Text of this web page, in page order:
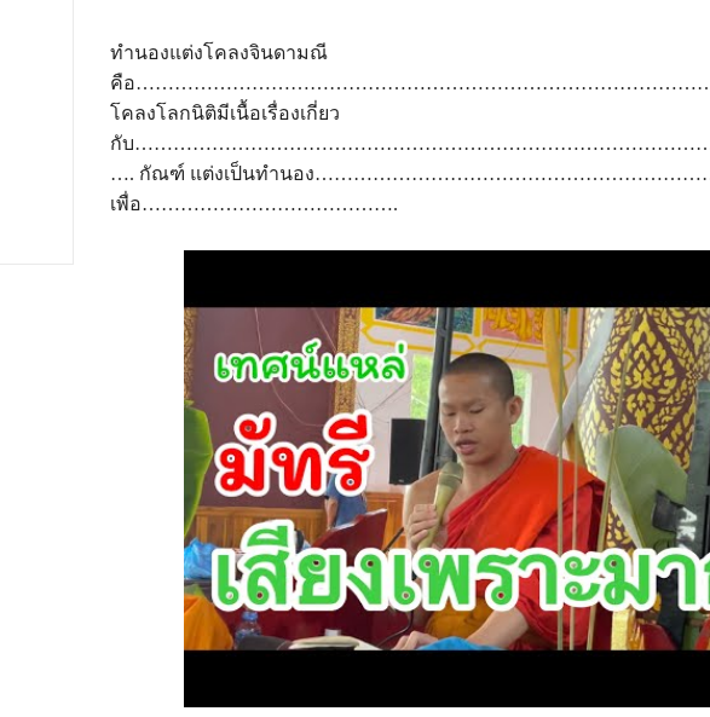
ทำนองแต่งโคลงจินดามณี
คือ
โคลงโลกนิติมีเนื้อเรื่องเกี่ยว
กับ
…. กัณฑ์ แต่งเป็นทำนอง
เพื่อ………………………………….